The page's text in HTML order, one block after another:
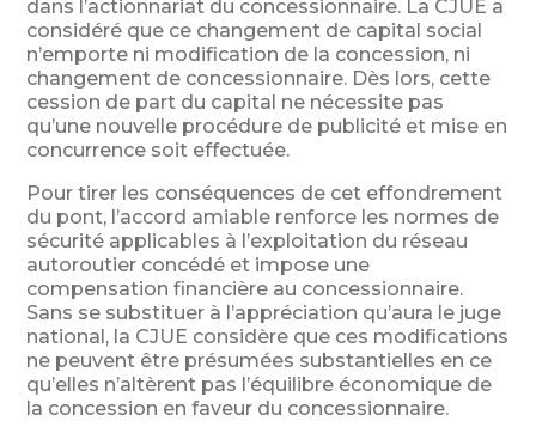
dans l’actionnariat du concessionnaire. La CJUE a
considéré que ce changement de capital social
n’emporte ni modification de la concession, ni
changement de concessionnaire. Dès lors, cette
cession de part du capital ne nécessite pas
qu’une nouvelle procédure de publicité et mise en
concurrence soit effectuée.
Pour tirer les conséquences de cet effondrement
du pont, l’accord amiable renforce les normes de
sécurité applicables à l’exploitation du réseau
autoroutier concédé et impose une
compensation financière au concessionnaire.
Sans se substituer à l’appréciation qu’aura le juge
national, la CJUE considère que ces modifications
ne peuvent être présumées substantielles en ce
qu’elles n’altèrent pas l’équilibre économique de
la concession en faveur du concessionnaire.